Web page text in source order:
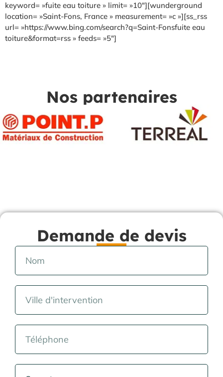
keyword= »fuite eau toiture » limit= »10″][wunderground
location= »Saint-Fons, France » measurement= »c »][ss_rss
url= »https://www.bing.com/search?q=Saint-Fonsfuite eau
toiture&format=rss » feeds= »5″]
Nos partenaires
Demande de devis